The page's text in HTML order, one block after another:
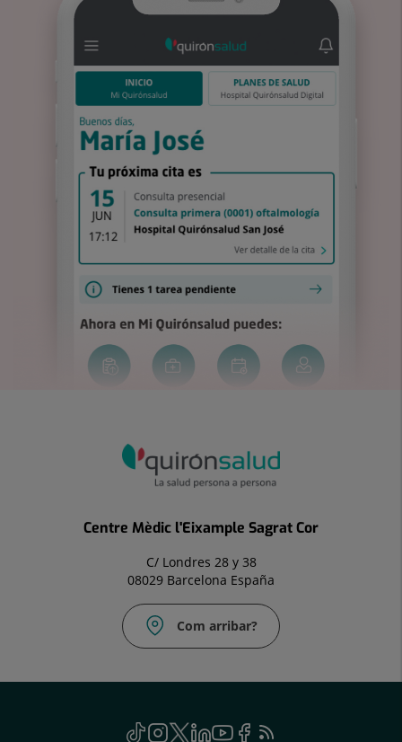
Centre Mèdic l'Eixample Sagrat Cor
C/ Londres 28 y 38
08029 Barcelona España
Com arribar?
TikTok
AquestInstagram
AquestTwitter
AquestLinkedin
AquestYoutube
AquestFacebook
Aquest
Feed
Aquest